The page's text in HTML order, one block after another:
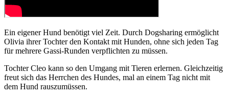
Ein eigener Hund benötigt viel Zeit. Durch Dogsharing ermöglicht
Olivia ihrer Tochter den Kontakt mit Hunden, ohne sich jeden Tag
für mehrere Gassi-Runden verpflichten zu müssen.
Tochter Cleo kann so den Umgang mit Tieren erlernen. Gleichzeitig
freut sich das Herrchen des Hundes, mal an einem Tag nicht mit
dem Hund rauszumüssen.